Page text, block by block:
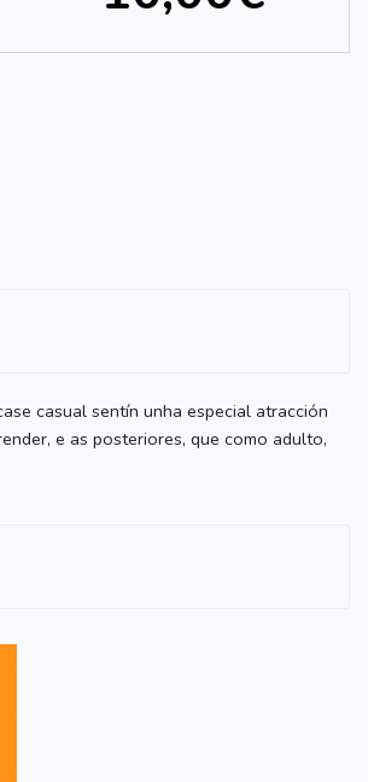
casual sentín unha especial atracción
e as posteriores, que como adulto,